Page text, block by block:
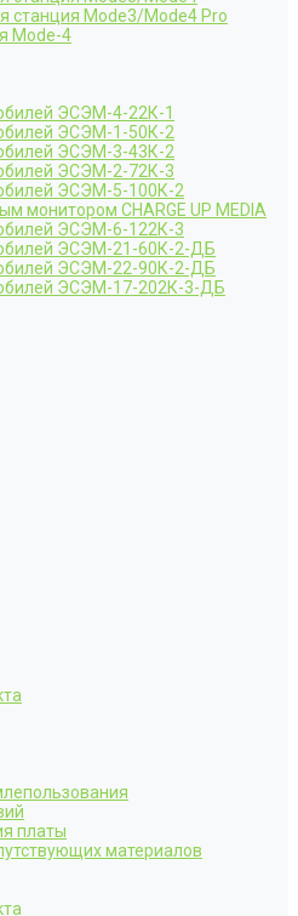
станция Mode3/Mode4 Pro
Mode-4
ЭСЭМ-4-22К-1
ЭСЭМ-1-50К-2
ЭСЭМ-3-43К-2
ЭСЭМ-2-72К-3
ЭСЭМ-5-100К-2
монитором CHARGE UP MEDIA
ЭСЭМ-6-122К-3
ЭСЭМ-21-60К-2-ДБ
ЭСЭМ-22-90К-2-ДБ
ЭСЭМ-17-202К-3-ДБ
платы
материалов